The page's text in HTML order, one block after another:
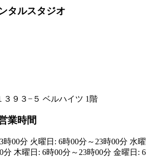
タルスタジオ
３９３−５ ベルハイツ 1階
業時間
時00分 火曜日: 6時00分～23時00分 水曜
分 木曜日: 6時00分～23時00分 金曜日: 6